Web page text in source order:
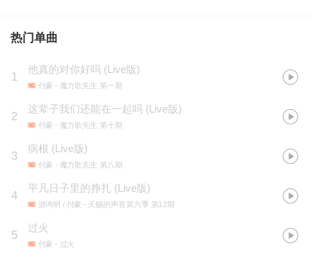
热门单曲
1
他真的对你好吗 (Live版)
付豪 - 魔力歌先生 第一期
2
这辈子我们还能在一起吗 (Live版)
付豪 - 魔力歌先生 第十期
3
病根 (Live版)
付豪 - 魔力歌先生 第八期
4
平凡日子里的挣扎 (Live版)
游鸿明 / 付豪 - 天赐的声音第六季 第12期
5
过火
付豪 - 过火